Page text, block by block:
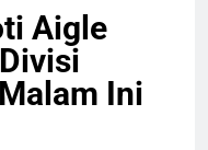
Aigle
Ini